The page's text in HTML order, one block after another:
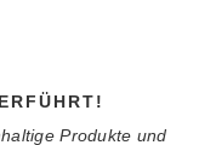
Produkte und